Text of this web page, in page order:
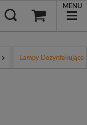
MENU
Lampy Dezynfekujące